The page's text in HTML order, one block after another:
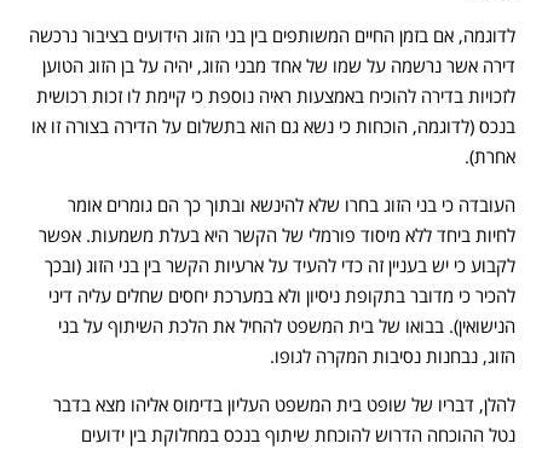
לדוגמה, אם בזמן החיים המשותפים בין בני הזוג הידועים בציבור נרכשה
דירה אשר נרשמה על שמו של אחד מבני הזוג, יהיה על בן הזוג הטוען
לזכויות בדירה להוכיח באמצעות ראיה נוספת כי קיימת לו זכות רכושית
בנכס (לדוגמה, הוכחות כי נשא גם הוא בתשלום על הדירה בצורה זו או
אחרת).
העובדה כי בני הזוג בחרו שלא להינשא ובתוך כך הם גומרים אומר
לחיות ביחד ללא מיסוד פורמלי של הקשר היא בעלת משמעות. אפשר
לקבוע כי יש בעניין זה כדי להעיד על ארעיות הקשר בין בני הזוג (ובכך
להכיר כי מדובר בתקופת ניסיון ולא במערכת יחסים שחלים עליה דיני
הנישואין). בבואו של בית המשפט להחיל את הלכת השיתוף על בני
הזוג, נבחנות נסיבות המקרה לגופו.
להלן, דבריו של שופט בית המשפט העליון בדימוס אליהו מצא בדבר
נטל ההוכחה הדרוש להוכחת שיתוף בנכס במחלוקת בין ידועים